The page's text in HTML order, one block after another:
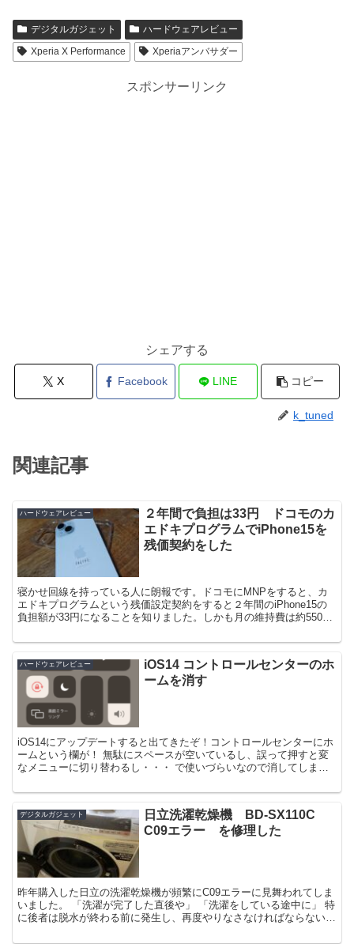
デジタルガジェット
ハードウェアレビュー
Xperia X Performance
Xperiaアンバサダー
スポンサーリンク
シェアする
X Facebook LINE コピー
k_tuned
関連記事
ハードウェアレビュー
２年間で負担は33円 ドコモのカ
エドキプログラムでiPhone15を
残価契約をした
寝かせ回線を持っている人に朗報です。ドコモにMNPをすると、カ
エドキプログラムという残価設定契約をすると２年間のiPhone15の
負担額が33円になることを知りました。しかも月の維持費は約550円/
ハードウェアレビュー
iOS14 コントロールセンターのホ
ームを消す
iOS14にアップデートすると出てきたぞ！コントロールセンターにホ
ームという欄が！ 無駄にスペースが空いているし、誤って押すと変
なメニューに切り替わるし・・・ で使いづらいなので消してしまい
デジタルガジェット
日立洗濯乾燥機 BD-SX110C
C09エラー を修理した
昨年購入した日立の洗濯乾燥機が頻繁にC09エラーに見舞われてしま
いました。 「洗濯が完了した直後や」 「洗濯をしている途中に」 特
に後者は脱水が終わる前に発生し、再度やりなさなければならないの